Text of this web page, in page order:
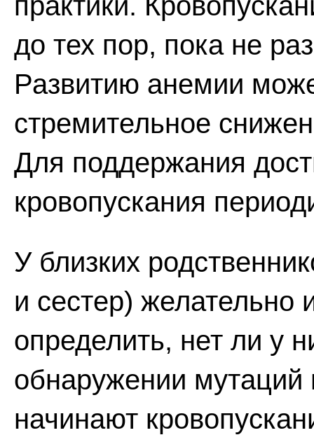
до тех пор, пока не
Развитию анемии
стремительное
Для поддержания
кровопускания
У близких
и сестер) желательно
определить, нет ли у
обнаружении мутаций
начинают